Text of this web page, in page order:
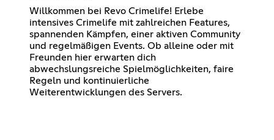
Willkommen bei Revo Crimelife! Erlebe
intensives Crimelife mit zahlreichen Features,
spannenden Kämpfen, einer aktiven Community
und regelmäßigen Events. Ob alleine oder mit
Freunden hier erwarten dich
abwechslungsreiche Spielmöglichkeiten, faire
Regeln und kontinuierliche
Weiterentwicklungen des Servers.